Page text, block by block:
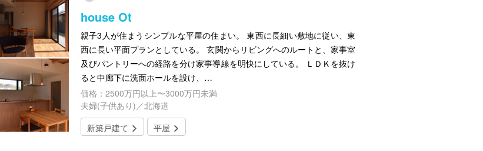
house Ot
親子3人が住まうシンプルな平屋の住まい。 東西に長細い敷地に従い、東
西に長い平面プランとしている。 玄関からリビングへのルートと、家事室
及びパントリーへの経路を分け家事導線を明快にしている。 ＬＤＫを抜け
ると中廊下に洗面ホールを設け、…
価格：2500万円以上〜3000万円未満
夫婦(子供あり)／北海道
新築戸建て
平屋